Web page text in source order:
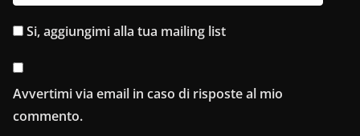
Si, aggiungimi alla tua mailing list
Avvertimi via email in caso di risposte al mio
commento.